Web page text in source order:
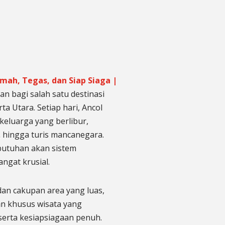
Tegas, dan Siap Siaga |
bagi salah satu destinasi
Utara. Setiap hari, Ancol
yang berlibur,
turis mancanegara.
akan sistem
krusial.
cakupan area yang luas,
khusus wisata yang
kesiapsiagaan penuh.